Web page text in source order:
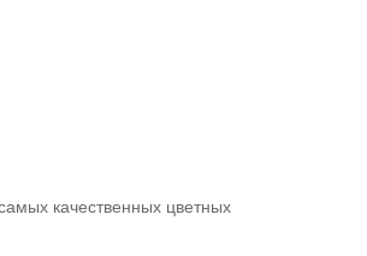
качественных цветных